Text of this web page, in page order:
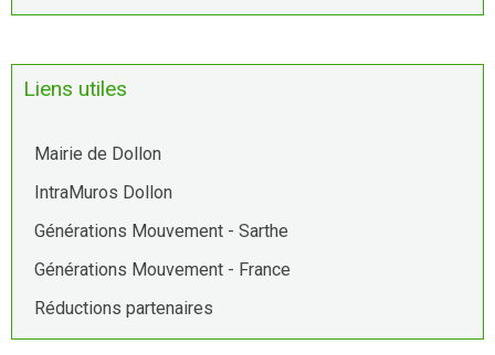
Liens utiles
Mairie de Dollon
IntraMuros Dollon
Générations Mouvement - Sarthe
Générations Mouvement - France
Réductions partenaires